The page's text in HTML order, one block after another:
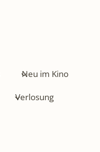
Neu im Kino
Verlosung